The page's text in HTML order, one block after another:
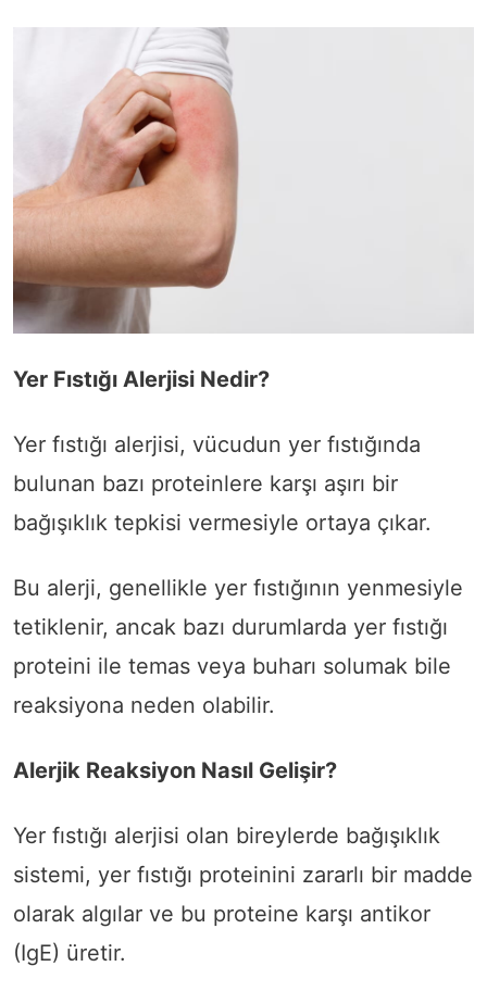
Yer Fıstığı Alerjisi Nedir?
Yer fıstığı alerjisi, vücudun yer fıstığında
bulunan bazı proteinlere karşı aşırı bir
bağışıklık tepkisi vermesiyle ortaya çıkar.
Bu alerji, genellikle yer fıstığının yenmesiyle
tetiklenir, ancak bazı durumlarda yer fıstığı
proteini ile temas veya buharı solumak bile
reaksiyona neden olabilir.
Alerjik Reaksiyon Nasıl Gelişir?
Yer fıstığı alerjisi olan bireylerde bağışıklık
sistemi, yer fıstığı proteinini zararlı bir madde
olarak algılar ve bu proteine karşı antikor
(IgE) üretir.